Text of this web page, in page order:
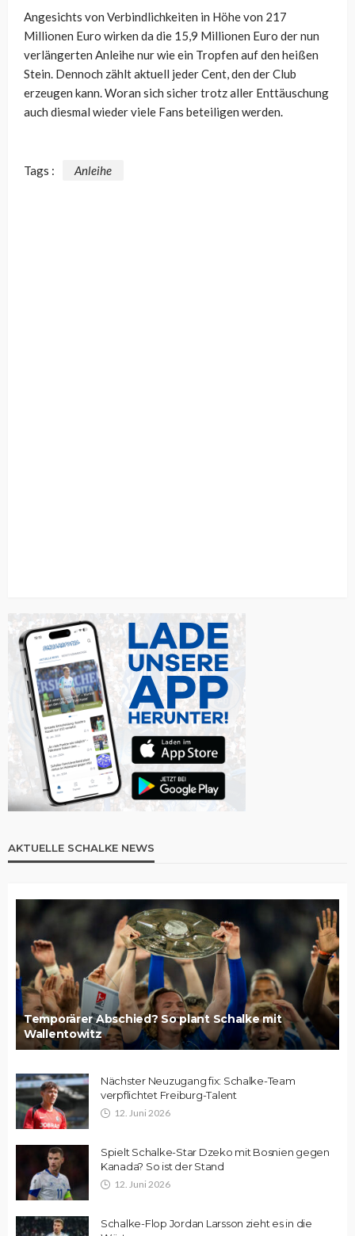
Angesichts von Verbindlichkeiten in Höhe von 217
Millionen Euro wirken da die 15,9 Millionen Euro der nun
verlängerten Anleihe nur wie ein Tropfen auf den heißen
Stein. Dennoch zählt aktuell jeder Cent, den der Club
erzeugen kann. Woran sich sicher trotz aller Enttäuschung
auch diesmal wieder viele Fans beteiligen werden.
Tags : Anleihe
AKTUELLE SCHALKE NEWS
Temporärer Abschied? So plant Schalke mit
Wallentowitz
Nächster Neuzugang fix: Schalke-Team
verpflichtet Freiburg-Talent
12. Juni 2026
Spielt Schalke-Star Dzeko mit Bosnien gegen
Kanada? So ist der Stand
12. Juni 2026
Schalke-Flop Jordan Larsson zieht es in die